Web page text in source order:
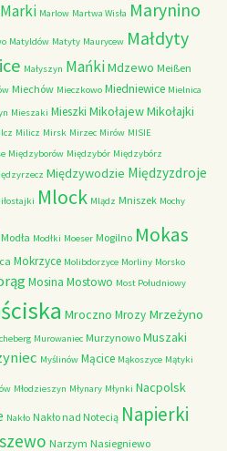
Marki Marlow Martwa Wisła Marynino
Matyldów Matyty Maurycew Małdyty
Małyszyn MańkiMdzewo Meißen
Miechów Mieczkowo Miedniewice Mielnica
Mieszaki Mieszki MikołajewMikołajki
Milicz Mirsk Mirzec Mirów MISIE
Międzyborów Międzybór Międzybórz
Międzywodzie Międzyzdroje
Mlock Mlądz Mniszek Mochy
Modła Modłki Moeser Mogilno Mokas
Mokrzyce Molibdorzyce Morliny Morsko
Mosina Mostowo Most Południowy
Mroczno Mrozy Mrzeżyno
Murowaniec Murzynowo Muszaki
Myślinów Mącice Mąkoszyce Mątyki
Młodzieszyn Młynary Młynki Nacpolsk
Nakło Nakło nad Notecią Napierki
Narzym Nasiegniewo